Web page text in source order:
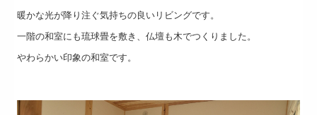
暖かな光が降り注ぐ気持ちの良いリビングです。
一階の和室にも琉球畳を敷き、仏壇も木でつくりました。
やわらかい印象の和室です。